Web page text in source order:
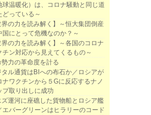
球温暖化）は、コロナ騒動と同じ道
どっている～
界の力を読み解く】～恒大集団倒産
国にとって危機なのか？～
界の力を読み解く】～各国のコロナ
チン対応から見えてくるもの～
勢力の革命度を計る
タル通貨はBIへの布石か／ロシアが
ナワクチンから５Gに反応するナノ
プ取り出しに成功
ズ運河に座礁した貨物船とロシア艦
エバーグリーンはヒラリーのコード